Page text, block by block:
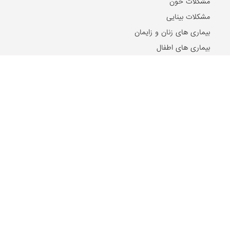
مشکلات بینایی
بیماری های زنان و زایمان
بیماری های اطفال